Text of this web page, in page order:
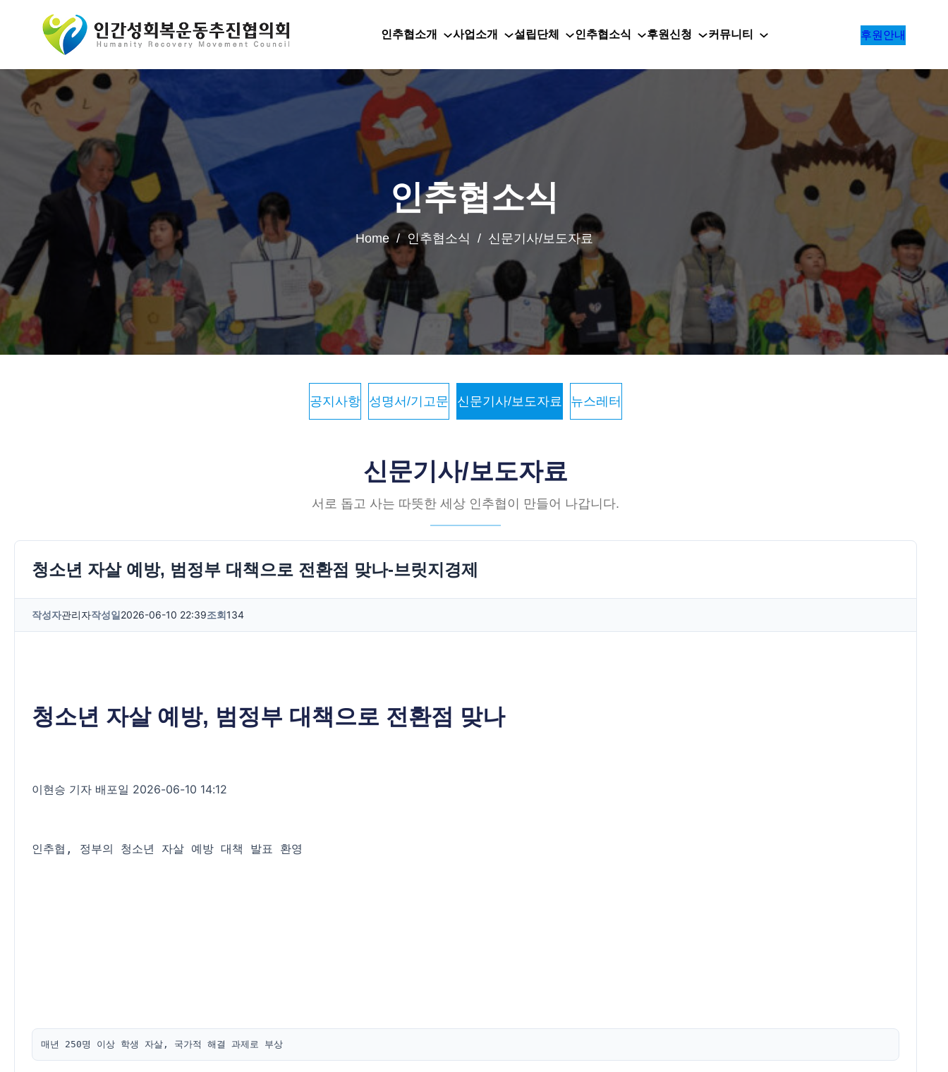
로
인추협소개 사업소개 설립단체 인추협소식 후원신청 커뮤니티 후원안내
인추협소식
Home / 인추협소식 / 신문기사/보도자료
공지사항 성명서/기고문 신문기사/보도자료 뉴스레터
신문기사/보도자료
서로 돕고 사는 따뜻한 세상 인추협이 만들어 나갑니다.
청소년 자살 예방, 범정부 대책으로 전환점 맞나-브릿지경제
작성자관리자작성일2026-06-10 22:39조회134
청소년 자살 예방, 범정부 대책으로 전환점 맞나
이현승 기자 배포일 2026-06-10 14:12
인추협, 정부의 청소년 자살 예방 대책 발표 환영
매년 250명 이상 학생 자살, 국가적 해결 과제로 부상